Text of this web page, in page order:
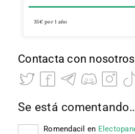
35€ por 1 año
Contacta con nosotros
Se está
Romendacil en